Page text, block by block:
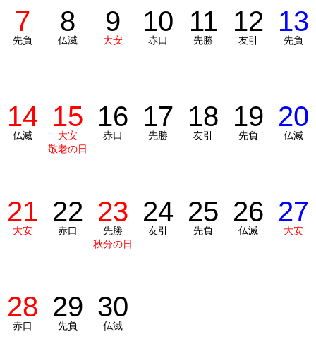
7
先負
8
仏滅
9
大安
10
赤口
11
先勝
12
友引
13
先負
14
仏滅
15
大安
敬老の日
16
赤口
17
先勝
18
友引
19
先負
20
仏滅
21
大安
22
赤口
23
先勝
秋分の日
24
友引
25
先負
26
仏滅
27
大安
28
赤口
29
先負
30
仏滅